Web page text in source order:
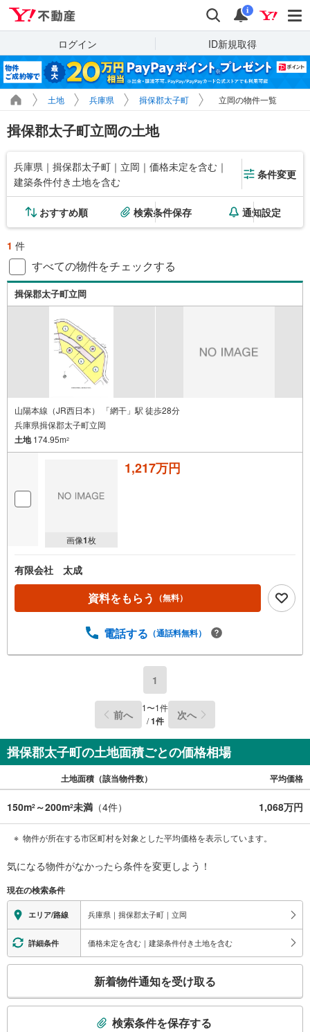
検索 通知
i
ログイン ID新規取得
土地 兵庫県 揖保郡太子町 立岡の物件一覧
揖保郡太子町立岡の土地
兵庫県｜揖保郡太子町｜立岡｜価格未定を含む｜
建築条件付き土地を含む
条件変更
おすすめ順 検索条件保存 通知設定
1 件
すべての物件をチェックする
揖保郡太子町立岡
山陽本線（JR西日本） 「網干」駅 徒歩28分
兵庫県揖保郡太子町立岡
土地174.95m2
画像1枚
1,217万円
有限会社 太成
資料をもらう （無料）
電話する （通話料無料）
1
前へ 1〜1件
/1件 次へ
揖保郡太子町の土地面積ごとの価格相場
土地面積（該当物件数） 平均価格
150m2 ～200m2未満 （4件） 1,068万円
物件が所在する市区町村を対象とした平均価格を表示しています。
気になる物件がなかったら条件を変更しよう！
現在の検索条件
エリア/路線 兵庫県｜揖保郡太子町｜立岡
詳細条件 価格未定を含む｜建築条件付き土地を含む
検
新着物件通知を受け取る
検索条件を保存する